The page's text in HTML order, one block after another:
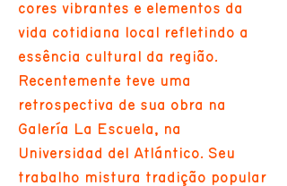
cores vibrantes e elementos da
vida cotidiana local refletindo a
essência cultural da região.
Recentemente teve uma
retrospectiva de sua obra na
Galería La Escuela, na
Universidad del Atlántico. Seu
trabalho mistura tradição popular